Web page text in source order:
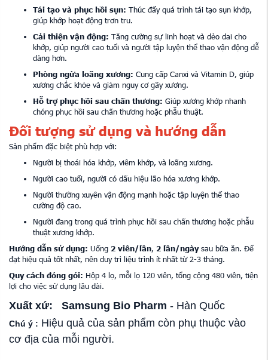
Tái tạo và phục hồi sụn: Thúc đẩy quá trình tái tạo sụn khớp,
giúp khớp hoạt động trơn tru.
Cải thiện vận động: Tăng cường sự linh hoạt và dẻo dai cho
khớp, giúp người cao tuổi và người tập luyện thể thao vận động dễ
dàng hơn.
Phòng ngừa loãng xương: Cung cấp Canxi và Vitamin D, giúp
xương chắc khỏe và giảm nguy cơ gãy xương.
Hỗ trợ phục hồi sau chấn thương: Giúp xương khớp nhanh
chóng phục hồi sau chấn thương hoặc phẫu thuật.
Đối tượng sử dụng và hướng dẫn
Sản phẩm đặc biệt phù hợp với:
Người bị thoái hóa khớp, viêm khớp, và loãng xương.
Người cao tuổi, người có dấu hiệu lão hóa xương khớp.
Người thường xuyên vận động mạnh hoặc tập luyện thể thao
cường độ cao.
Người đang trong quá trình phục hồi sau chấn thương hoặc phẫu
thuật xương khớp.
Hướng dẫn sử dụng: Uống 2 viên/lần, 2 lần/ngàysau bữa ăn. Để
đạt hiệu quả tốt nhất, nên duy trì liệu trình ít nhất từ 2-3 tháng.
Quy cách đóng gói: Hộp 4 lọ, mỗi lọ 120 viên, tổng cộng 480 viên, tiện
lợi cho việc sử dụng lâu dài.
Xuất xứ: Samsung Bio Pharm - Hàn Quốc
Chú ý : Hiệu quả của sản phẩm còn phụ thuộc vào
cơ địa của mỗi người.